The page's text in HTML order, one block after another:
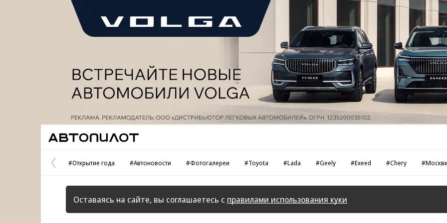
Предыдущая
страница
#Открытие года #Автоновости #Фотогалереи #Toyota #Lada #Geely #Exeed #Chery
Оставаясь на сайте, вы соглашаетесь с правилами использования куки